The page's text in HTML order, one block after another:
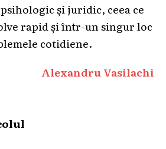
și juridic, ceea ce
rapid și într-un singur loc
cotidiene.
Alexandru Vasilachi